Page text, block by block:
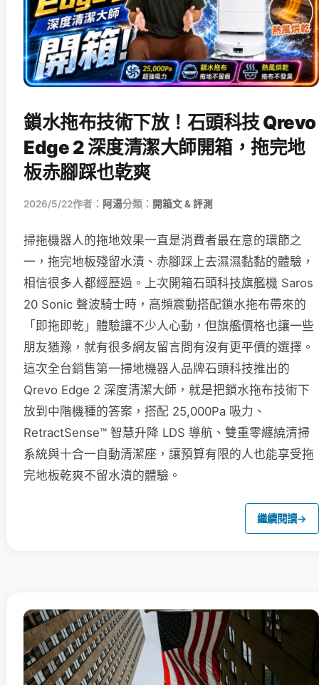
鎖水拖布技術下放！石頭科技 Qrevo
Edge 2 深度清潔大師開箱，拖完地
板赤腳踩也乾爽
2026/5/22作者： 阿湯分類： 開箱文 & 評測
掃拖機器人的拖地效果一直是消費者最在意的環節之
一，拖完地板殘留水漬、赤腳踩上去濕濕黏黏的體驗，
相信很多人都經歷過。上次開箱石頭科技旗艦機 Saros
20 Sonic 聲波騎士時，高頻震動搭配鎖水拖布帶來的
「即拖即乾」體驗讓不少人心動，但旗艦價格也讓一些
朋友猶豫，就有很多網友留言問有沒有更平價的選擇。
這次全台銷售第一掃地機器人品牌石頭科技推出的
Qrevo Edge 2 深度清潔大師，就是把鎖水拖布技術下
放到中階機種的答案，搭配 25,000Pa 吸力、
RetractSense™ 智慧升降 LDS 導航、雙重零纏繞清掃
系統與十合一自動清潔座，讓預算有限的人也能享受拖
完地板乾爽不留水漬的體驗。
繼續閱讀→